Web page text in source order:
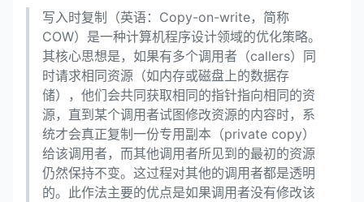
写入时复制（英语：Copy-on-write，简称
COW）是一种计算机程序设计领域的优化策略。
其核心思想是，如果有多个调用者（callers）同
时请求相同资源（如内存或磁盘上的数据存
储），他们会共同获取相同的指针指向相同的资
源，直到某个调用者试图修改资源的内容时，系
统才会真正复制一份专用副本（private copy）
给该调用者，而其他调用者所见到的最初的资源
仍然保持不变。这过程对其他的调用者都是透明
的。此作法主要的优点是如果调用者没有修改该